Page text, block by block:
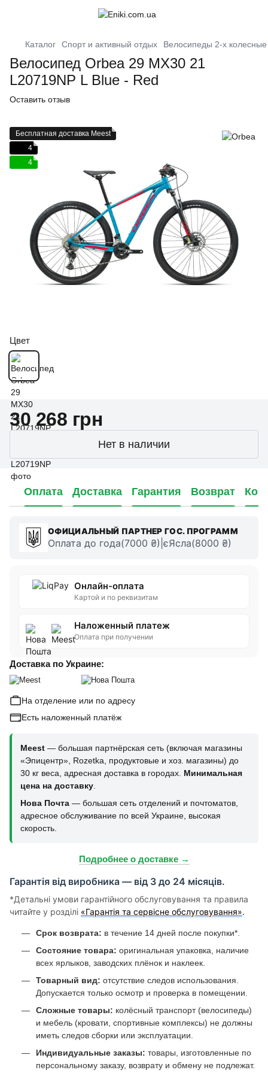
Каталог Спорт и активный отдых Велосипеды 2-х колесные
Велосипед Orbea 29 MX30 21
L20719NP L Blue - Red
Оставить отзыв
Бесплатная доставка Meest
4
4
Цвет
30 268 грн
Нет в наличии
Оплата Доставка Гарантия Возврат
ОФИЦИАЛЬНЫЙ ПАРТНЕР ГОС. ПРОГРАММ
Оплата до года(7000 ₴)|єЯсла(8000 ₴)
Онлайн-оплата
Картой и по реквизитам
Наложенный платеж
Оплата при получении
Доставка по Украине:
На отделение или по адресу
Есть наложенный платёж
Meest — большая партнёрская сеть (включая магазины
«Эпицентр», Rozetka, продуктовые и хоз. магазины) до
30 кг веса, адресная доставка в городах. Минимальная
цена на доставку
Нова Почта — большая сеть отделений и почтоматов,
адресное обслуживание по всей Украине, высокая
скорость.
Подробнее о доставке →
Гарантія від виробника — від 3 до 24 місяців.
*Детальні умови гарантійного обслуговування та правила
читайте у розділі «Гарантія та сервісне обслуговування».
Срок возврата: в течение 14 дней после покупки*.
Состояние товара: оригинальная упаковка, наличие
всех ярлыков, заводских плёнок и наклеек.
Товарный вид: отсутствие следов использования.
Допускается только осмотр и проверка в помещении.
Сложные товары: колёсный транспорт (велосипеды)
и мебель (кровати, спортивные комплексы) не должны
иметь следов сборки или эксплуатации.
Индивидуальные заказы: товары, изготовленные по
персональному заказу, возврату и обмену не подлежат.